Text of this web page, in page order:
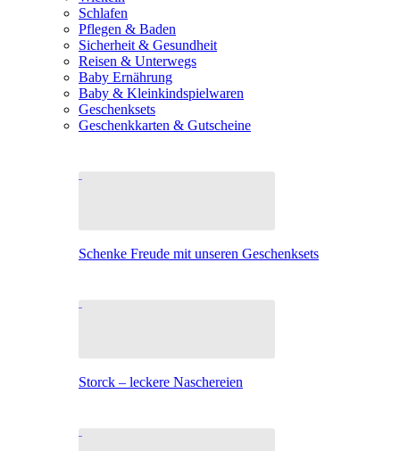
Schlafen
Pflegen & Baden
Sicherheit & Gesundheit
Reisen & Unterwegs
Baby Ernährung
Baby & Kleinkindspielwaren
Geschenksets
Geschenkkarten & Gutscheine
Schenke Freude mit unseren Geschenksets
Storck – leckere Naschereien